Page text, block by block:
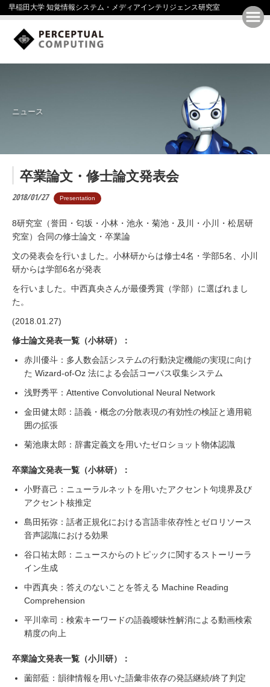
早稲田大学 知覚情報システム・メディアインテリジェンス研究室
ニュース
卒業論文・修士論文発表会
2018/01/27 Presentation
8研究室（誉田・匂坂・小林・池永・菊池・及川・小川・松居研
究室）合同の修士論文・卒業論
文の発表会を行いました。小林研からは修士4名・学部5名、小川
研からは学部6名が発表
を行いました。中西真央さんが最優秀賞（学部）に選ばれまし
た。
(2018.01.27)
修士論文発表一覧（小林研）：
赤川優斗：多人数会話システムの行動決定機能の実現に向け
た Wizard-of-Oz 法による会話コーパス収集システム
浅野秀平：Attentive Convolutional Neural Network
金田健太郎：語義・概念の分散表現の有効性の検証と適用範
囲の拡張
菊池康太郎：辞書定義文を用いたゼロショット物体認識
卒業論文発表一覧（小林研）：
小野喜己：ニューラルネットを用いたアクセント句境界及び
アクセント核推定
島田拓弥：話者正規化における言語非依存性とゼロリソース
音声認識における効果
谷口祐太郎：ニュースからのトピックに関するストーリーラ
イン生成
中西真央：答えのないことを答える Machine Reading
Comprehension
平川幸司：検索キーワードの語義曖昧性解消による動画検索
精度の向上
卒業論文発表一覧（小川研）：
薗部藍：韻律情報を用いた語彙非依存の発話継続/終了判定